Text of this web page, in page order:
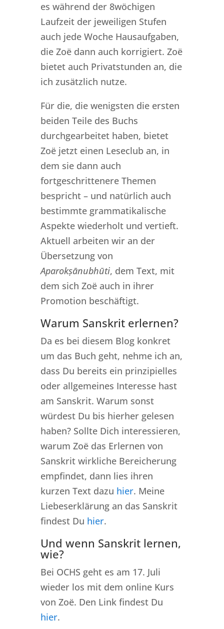
es während der 8wöchigen
Laufzeit der jeweiligen Stufen
auch jede Woche Hausaufgaben,
die Zoë dann auch korrigiert. Zoë
bietet auch Privatstunden an, die
ich zusätzlich nutze.
Für die, die wenigsten die ersten
beiden Teile des Buchs
durchgearbeitet haben, bietet
Zoë jetzt einen Leseclub an, in
dem sie dann auch
fortgeschrittenere Themen
bespricht – und natürlich auch
bestimmte grammatikalische
Aspekte wiederholt und vertieft.
Aktuell arbeiten wir an der
Übersetzung von
Aparokṣānubhūti, dem Text, mit
dem sich Zoë auch in ihrer
Promotion beschäftigt.
Warum Sanskrit erlernen?
Da es bei diesem Blog konkret
um das Buch geht, nehme ich an,
dass Du bereits ein prinzipielles
oder allgemeines Interesse hast
am Sanskrit. Warum sonst
würdest Du bis hierher gelesen
haben? Sollte Dich interessieren,
warum Zoë das Erlernen von
Sanskrit wirkliche Bereicherung
empfindet, dann lies ihren
kurzen Text dazu hier. Meine
Liebeserklärung an das Sanskrit
findest Du hier.
Und wenn Sanskrit lernen,
wie?
Bei OCHS geht es am 17. Juli
wieder los mit dem online Kurs
von Zoë. Den Link findest Du
hier.